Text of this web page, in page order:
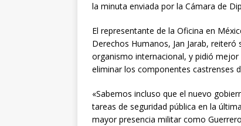
la minuta enviada por la Cámara de
El representante de la Oficina en
Derechos Humanos, Jan Jarab,
organismo internacional, y pidió
eliminar los componentes castrenses
«Sabemos incluso que el nuevo
tareas de seguridad pública en la
mayor presencia militar como